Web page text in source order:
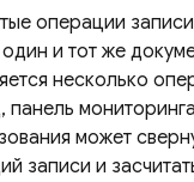
операции
один и тот же
несколько
панель мониторинга
может
записи и